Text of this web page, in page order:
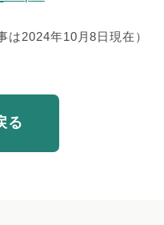
は2024年10月8日現在）
る